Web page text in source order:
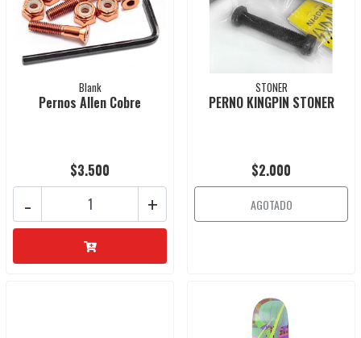
Blank
Pernos Allen Cobre
$3.500
+
-
STONER
PERNO KINGPIN STONER
$2.000
AGOTADO